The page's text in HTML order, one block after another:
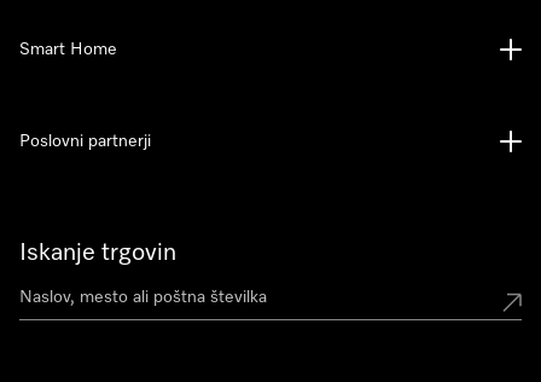
Iskanje trgovin
Smart Home
Poslovni partnerji